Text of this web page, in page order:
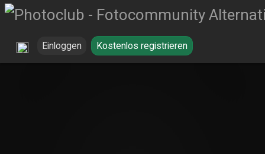
Einloggen Kostenlos registrieren